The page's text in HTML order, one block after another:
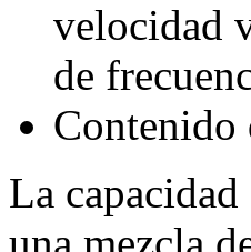
velocidad
de
Contenido
La